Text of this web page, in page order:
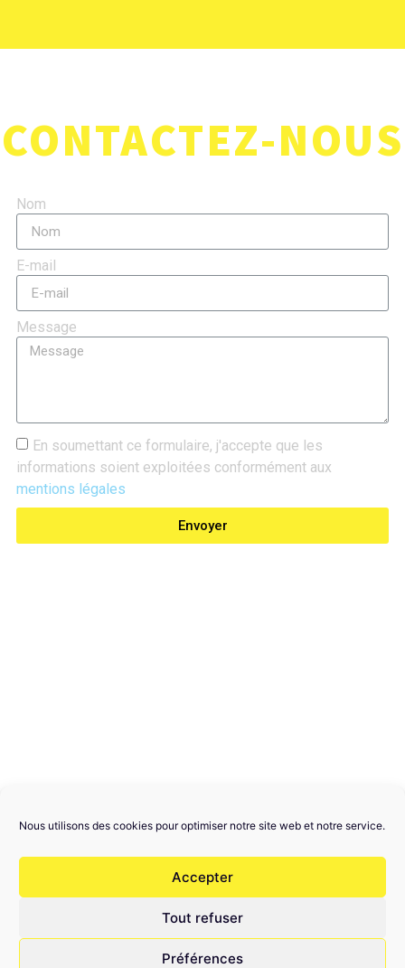
Nous utilisons des cookies pour optimiser notre site web et notre service.
Accepter
Tout refuser
Préférences
CONTACTEZ-NOUS
Nom
E-mail
Message
En soumettant ce formulaire, j'accepte que les
informations soient exploitées conformément aux
mentions légales
Envoyer
Politique de confidentialité